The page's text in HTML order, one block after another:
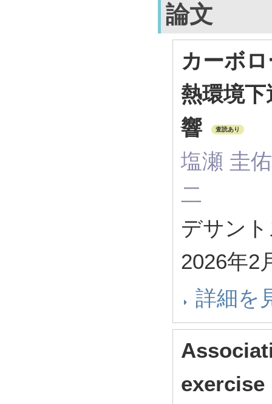
論文
カーボ
熱環境
響
査読あり
塩瀬 圭
二
デサン
2026年2
詳細を
exercise